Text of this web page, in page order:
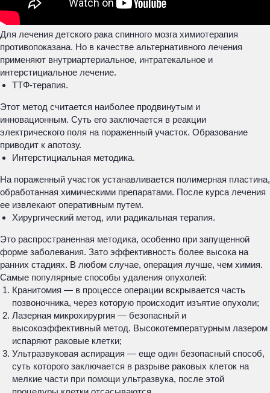
Для лечения детского рака спинного мозга химиотерапия
противопоказана. Но в качестве альтернативного лечения
применяют внутриартериальное, интратекальное и
интерстициальное лечение.
ТТФ-терапия.
Этот метод считается наиболее продвинутым и
инновационным. Суть его заключается в реакции
электрического поля на пораженный участок. Образование
приводит к апотозу.
Интерстициальная методика.
На пораженный участок устанавливается полимерная пластина,
обработанная химическими препаратами. После курса лечения
ее извлекают оперативным путем.
Хирургический метод, или радикальная терапия.
Это распространенная методика, особенно при запущенной
форме заболевания. Зато эффективность более высока на
ранних стадиях. В любом случае, операция лучше, чем химия.
Самые популярные способы удаления опухолей:
Кранитомия — в процессе операции вскрывается часть
позвоночника, через которую происходит изъятие опухоли;
Лазерная микрохирургия — безопасный и
высокоэффективный метод. Высокотемпературным лазером
испаряют раковые клетки;
Ультразвуковая аспирация — еще один безопасный способ,
суть которого заключается в разрыве раковых клеток на
мелкие части при помощи ультразвука, после этой